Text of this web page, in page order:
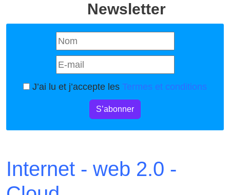
Newsletter
J’ai lu et j’accepte les Termes et conditions
S’abonner
Internet - web 2.0 -